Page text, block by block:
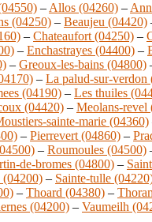
–Allos (04260) –
(04250) – Beaujeu (04420)
– Chateaufort (04250) –
– Enchastrayes (04400) –
– Greoux-les-bains (04800)
– La palud-sur-verdon
(04190) – Les thuiles
(04420) – Meolans-revel
sainte-marie (04360)
– Pierrevert (04860) –
– Roumoules (04500)
de-bromes (04800) –
(04200) – Sainte-tulle
– Thoard (04380) –
(04200) – Vaumeilh